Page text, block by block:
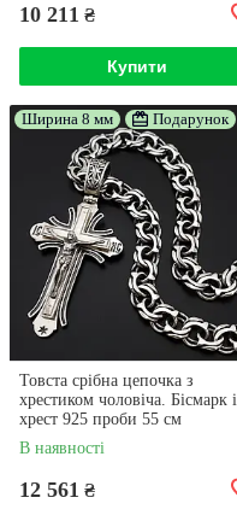
10 211 ₴
Купити
Ширина 8 мм Подарунок
Товста срібна цепочка з
хрестиком чоловіча. Бісмарк і
хрест 925 проби 55 см
В наявності
12 561 ₴